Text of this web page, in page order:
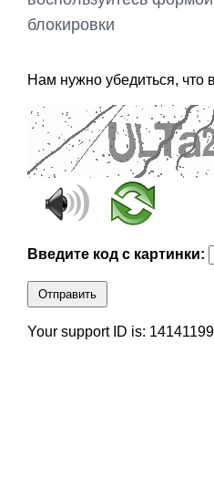
блокировки
Нам нужно убедиться, что
Введите код с картинки:
Отправить
Your support ID is: